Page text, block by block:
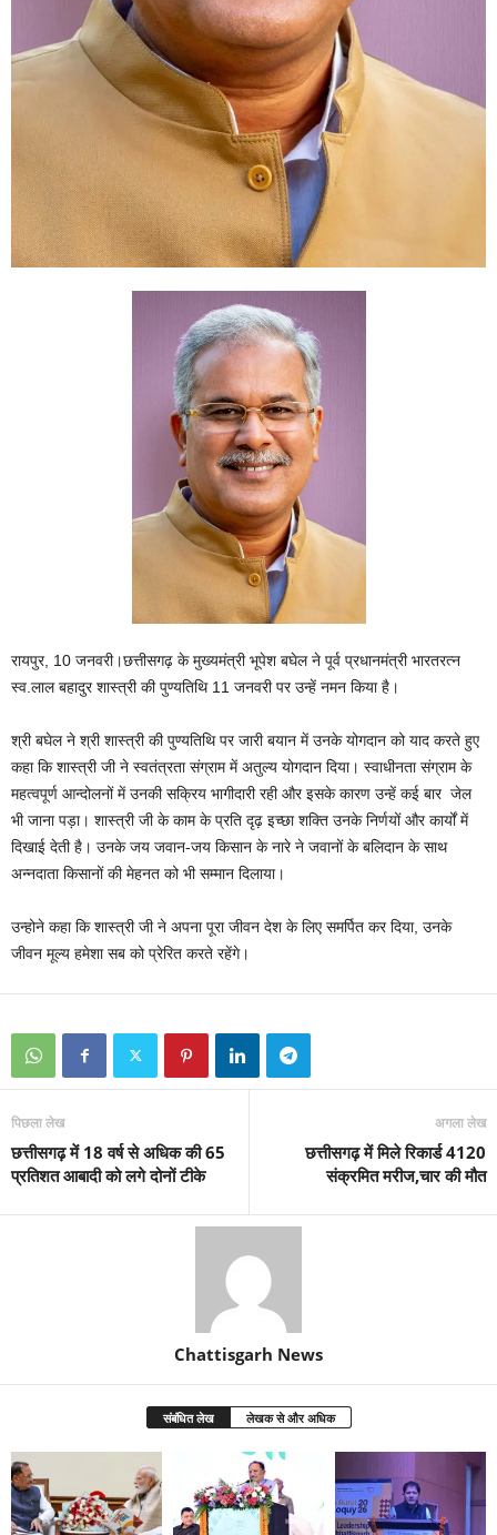
रायपुर, 10 जनवरी।छत्तीसगढ़ के मुख्यमंत्री भूपेश बघेल ने पूर्व प्रधानमंत्री भारतरत्न
स्व.लाल बहादुर शास्त्री की पुण्यतिथि 11 जनवरी पर उन्हें नमन किया है।
श्री बघेल ने श्री शास्त्री की पुण्यतिथि पर जारी बयान में उनके योगदान को याद करते हुए
कहा कि शास्त्री जी ने स्वतंत्रता संग्राम में अतुल्य योगदान दिया। स्वाधीनता संग्राम के
महत्वपूर्ण आन्दोलनों में उनकी सक्रिय भागीदारी रही और इसके कारण उन्हें कई बार जेल
भी जाना पड़ा। शास्त्री जी के काम के प्रति दृढ़ इच्छा शक्ति उनके निर्णयों और कार्यों में
दिखाई देती है। उनके जय जवान-जय किसान के नारे ने जवानों के बलिदान के साथ
अन्नदाता किसानों की मेहनत को भी सम्मान दिलाया।
उन्होने कहा कि शास्त्री जी ने अपना पूरा जीवन देश के लिए समर्पित कर दिया, उनके
जीवन मूल्य हमेशा सब को प्रेरित करते रहेंगे।
पिछला लेख
छत्तीसगढ़ में 18 वर्ष से अधिक की 65
प्रतिशत आबादी को लगे दोनों टीके
अगला लेख
छत्तीसगढ़ में मिले रिकार्ड 4120
संक्रमित मरीज,चार की मौत
Chattisgarh News
संबंधित लेख लेखक से और अधिक